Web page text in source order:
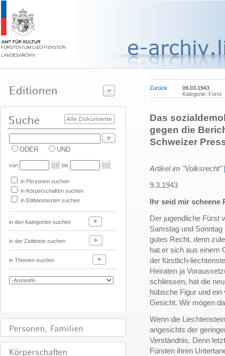
ODER UND
von bis
in Personen suchen
in Körperschaften suchen
in Editionstexten suchen
in den Kategorien suchen
in der Zeitleiste suchen
in Themen suchen
Zurück
09.03.1943
Kategorie: Fürst
Das
gegen die
Schweizer
Artikel im "Volksrecht"
9.3.1943
Ihr seid mir scheene
Der jugendliche Fürst
Samstag und Sonntag
gutes Recht, denn
hat er sich aus einem
der fürstlich-
Heiraten ja
schliessen, hat die
hübsche Figur und
Gesicht. Wir mögen
Wenn die
angesichts der
Verständnis. Denn
Fürsten ihren